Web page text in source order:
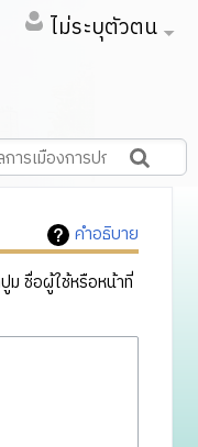
ไม่ระบุตัวตน
คำอธิบาย
ม ชื่อผู้ใช้หรือหน้าที่